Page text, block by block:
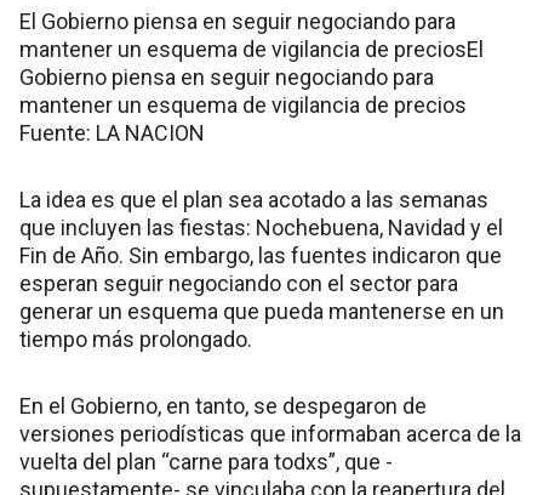
El Gobierno piensa en seguir negociando para
mantener un esquema de vigilancia de preciosEl
Gobierno piensa en seguir negociando para
mantener un esquema de vigilancia de precios
Fuente: LA NACION
La idea es que el plan sea acotado a las semanas
que incluyen las fiestas: Nochebuena, Navidad y el
Fin de Año. Sin embargo, las fuentes indicaron que
esperan seguir negociando con el sector para
generar un esquema que pueda mantenerse en un
tiempo más prolongado.
En el Gobierno, en tanto, se despegaron de
versiones periodísticas que informaban acerca de la
vuelta del plan “carne para todxs”, que -
supuestamente- se vinculaba con la reapertura del